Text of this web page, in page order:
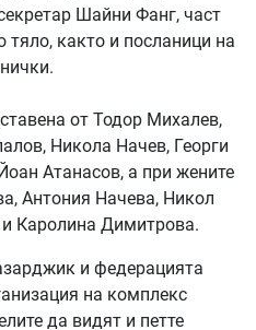
Шайни Фанг, част
тяло, както и посланици на
от Тодор Михалев,
Никола Начев, Георги
Атанасов, а при жените
Антония Начева, Никол
Каролина Димитрова.
и федерацията
на комплекс
да видят и петте